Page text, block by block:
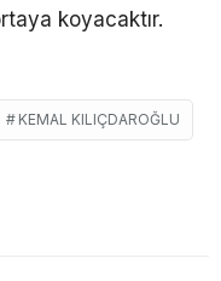
koyacaktır.
KEMAL KILIÇDAROĞLU